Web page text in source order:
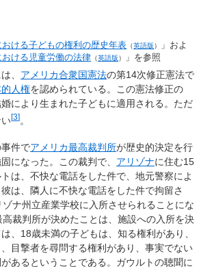
ける子どもの権利の歴史年表 （英語版）
」およ
ける児童労働の法律 （英語版） 」を参照
、 アメリカ合衆国憲法の第14次修正憲法で
人権を認められている。この憲法修正の
婚により生まれた子どもに適用される。ただ
[3]。
件でアメリカ最高裁判所が歴史的決定を行
になった。この裁判で、 アリゾナに住む15
は、不快な電話をした件で、地元警察によ
は、隣人に不快な電話をした件で拘留さ
ナ州立産業学校に入所させられることにな
裁判所が決めたことは、施設への入所を決
、18歳未満の子どもは、知る権利があり、
目撃者を尋問する権利があり、事実でない
あるということである。ガウルトの聴聞に